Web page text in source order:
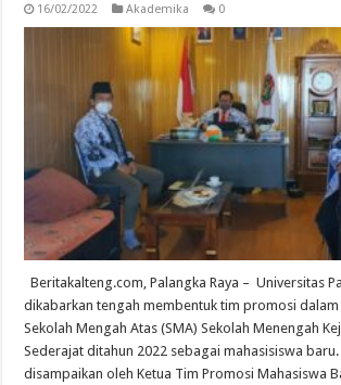
16/02/2022 Akademika 0
Beritakalteng.com, Palangka Raya – Universitas
dikabarkan tengah membentuk tim promosi
Sekolah Mengah Atas (SMA) Sekolah Menengah
Sederajat ditahun 2022 sebagai mahasisiswa
disampaikan oleh Ketua Tim Promosi Mahasiswa